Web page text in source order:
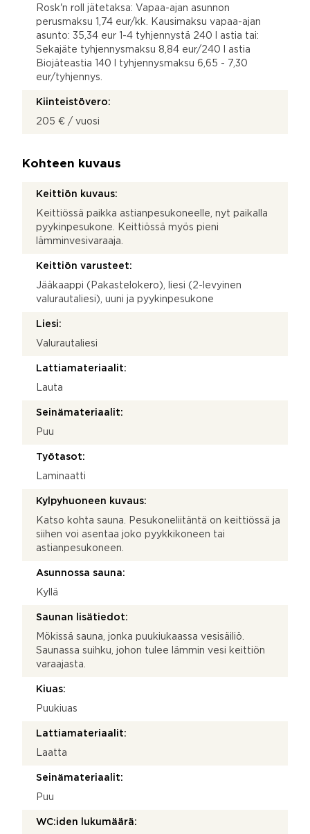
Rosk'n roll jätetaksa: Vapaa-ajan asunnon
perusmaksu 1,74 eur/kk. Kausimaksu vapaa-ajan
asunto: 35,34 eur 1-4 tyhjennystä 240 l astia tai:
Sekajäte tyhjennysmaksu 8,84 eur/240 l astia
Biojäteastia 140 l tyhjennysmaksu 6,65 - 7,30
eur/tyhjennys.
Kiinteistövero:
205 € / vuosi
Kohteen kuvaus
Keittiön kuvaus:
Keittiössä paikka astianpesukoneelle, nyt paikalla
pyykinpesukone. Keittiössä myös pieni
lämminvesivaraaja.
Keittiön varusteet:
Jääkaappi (Pakastelokero), liesi (2-levyinen
valurautaliesi), uuni ja pyykinpesukone
Liesi:
Valurautaliesi
Lattiamateriaalit:
Lauta
Seinämateriaalit:
Puu
Työtasot:
Laminaatti
Kylpyhuoneen kuvaus:
Katso kohta sauna. Pesukoneliitäntä on keittiössä ja
siihen voi asentaa joko pyykkikoneen tai
astianpesukoneen.
Asunnossa sauna:
Kyllä
Saunan lisätiedot:
Mökissä sauna, jonka puukiukaassa vesisäiliö.
Saunassa suihku, johon tulee lämmin vesi keittiön
varaajasta.
Kiuas:
Puukiuas
Lattiamateriaalit:
Laatta
Seinämateriaalit:
Puu
WC:iden lukumäärä: